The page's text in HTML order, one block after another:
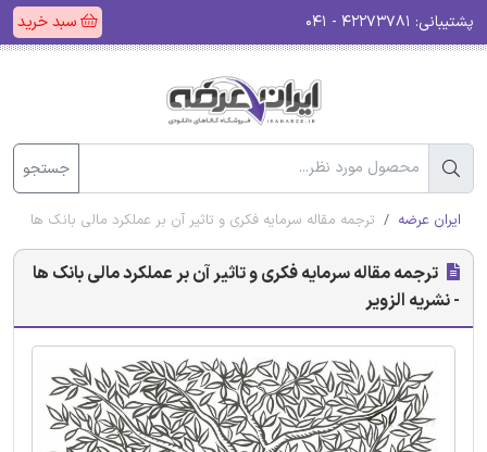
پشتیبانی: سبد خرید
جستجو
ایران عرضه ترجمه مقاله سرمایه فکری و تاثیر آن بر عملکرد مالی بانک ها -
ترجمه مقاله سرمایه فکری و تاثیر آن بر عملکرد مالی بانک ها
- نشریه الزویر